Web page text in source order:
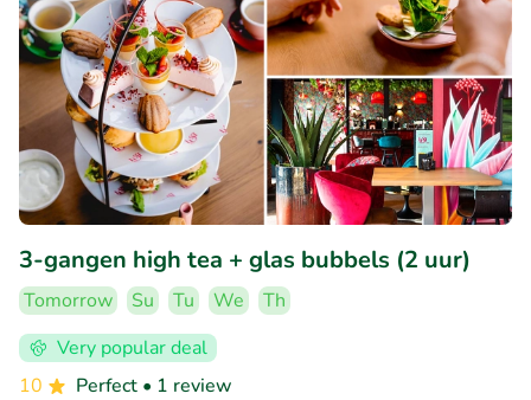
3-gangen high tea + glas bubbels (2 uur)
Tomorrow Su Tu We
Th
Very popular deal
10
Perfect • 1 review